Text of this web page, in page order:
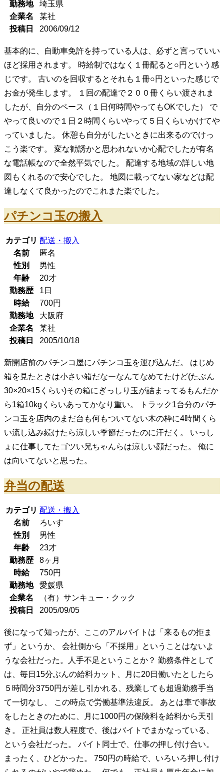
勤務地
埼玉県
企業名
某社
投稿日
2006/09/12
基本的に、自動車免許を持っている人は、必ずと言っていい
ほど採用されます。 時給制ではなく１冊配ると○円という感
じです。 古いのを回収するとそれも１冊○円といった感じで
お金が発生します。 １回の配達で２００冊くらい渡されま
したが、自分のペース（１日何時間やってもOKでした） で
やって良いので１日２時間くらいやって５日くらいかけてや
っていました。 休憩も自分がしたいときに出来るのでけっ
こう楽です。 変な勧誘かと思われないか心配でしたが有名
な電話帳なので全然平気でした。 配達する地域の詳しい地
図もくれるので安心でした。 地図に載ってない家などは配
達しなくて良かったのでこれまた楽でした。
パチンコ玉の搬入
カテゴリ 配送・搬入
名前
匿名
性別
男性
年齢
20才
勤務歴
1日
時給
700円
勤務地
大阪府
企業名
某社
投稿日
2005/10/18
新開店前のパチンコ屋にパチンコ玉を運び込んだ。 はじめ
箱を見たときは小さい箱だなーなんてなめてたけど(たぶん
30×20×15くらい)その箱にぎっしり玉が詰まってるもんだか
ら1箱10kgくらいあってかなり重い。 トラック1台分のパチ
ンコ玉を店内のまだ台も何もついてない木の枠に4時間くら
い流し込み続けたら涼しい季節だったのに汗だく。 いっし
ょに仕事してたゴツい兄ちゃんらは涼しい顔だった。 俺に
は向いてないと思った。
弁当の配送
カテゴリ 配送・搬入
名前
ろいす
性別
男性
年齢
23才
勤務歴
8ヶ月
時給
750円
勤務地
愛媛県
企業名
（有）サンキュー・クック
投稿日
2005/09/05
後になって知ったが、ここのアルバイトは「来るもの拒ま
ず」というか、 会社側から「不採用」ということはないよ
うな会社だった。人手不足ということか？ 勤務条件として
は、毎日15分ぶんの給料カット、月に20日働いたとしたら
５時間分3750円が差し引かれる、残業しても超過勤務手当
て一切なし、 この時点で労働基準法違反。 あとは車で事故
をしたときのために、月に1000円の保険料を給料から天引
き。 正社員は数人程度で、後はバイトでまかなっている、
という会社だった。 バイト同士で、仕事の押し付け合い。
まったく、ひどかった。 750円の時給で、いろいろ押し付け